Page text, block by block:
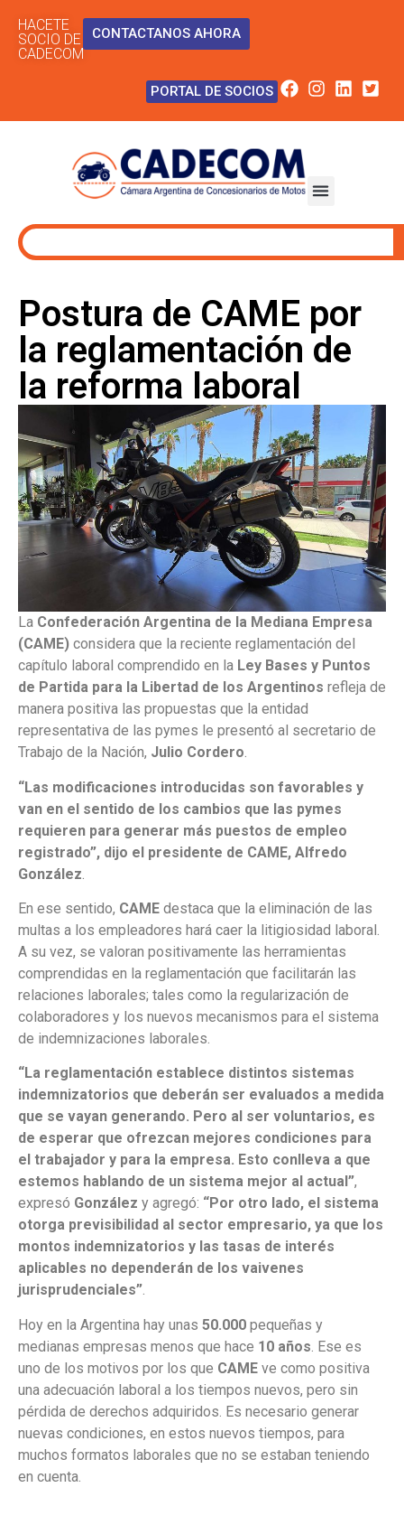
HACETE
SOCIO DE
CADECOM
CONTACTANOS AHORA
PORTAL DE SOCIOS
Postura de CAME por
la reglamentación de
la reforma laboral
La Confederación Argentina de la Mediana Empresa
(CAME) considera que la reciente reglamentación del
capítulo laboral comprendido en la Ley Bases y Puntos
de Partida para la Libertad de los Argentinos refleja de
manera positiva las propuestas que la entidad
representativa de las pymes le presentó al secretario de
Trabajo de la Nación, Julio Cordero.
“Las modificaciones introducidas son favorables y
van en el sentido de los cambios que las pymes
requieren para generar más puestos de empleo
registrado”, dijo el presidente de CAME, Alfredo
González
En ese sentido, CAME destaca que la eliminación de las
multas a los empleadores hará caer la litigiosidad laboral.
A su vez, se valoran positivamente las herramientas
comprendidas en la reglamentación que facilitarán las
relaciones laborales; tales como la regularización de
colaboradores y los nuevos mecanismos para el sistema
de indemnizaciones laborales.
“La reglamentación establece distintos sistemas
indemnizatorios que deberán ser evaluados a medida
que se vayan generando. Pero al ser voluntarios, es
de esperar que ofrezcan mejores condiciones para
el trabajador y para la empresa. Esto conlleva a que
estemos hablando de un sistema mejor al actual”,
expresó González y agregó: “Por otro lado, el sistema
otorga previsibilidad al sector empresario, ya que los
montos indemnizatorios y las tasas de interés
aplicables no dependerán de los vaivenes
jurisprudenciales”.
Hoy en la Argentina hay unas 50.000 pequeñas y
medianas empresas menos que hace 10 años . Ese es
uno de los motivos por los que CAME ve como positiva
una adecuación laboral a los tiempos nuevos, pero sin
pérdida de derechos adquiridos. Es necesario generar
nuevas condiciones, en estos nuevos tiempos, para
muchos formatos laborales que no se estaban teniendo
en cuenta.